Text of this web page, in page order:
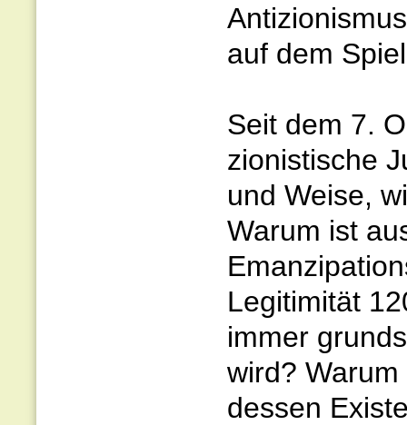
auf dem
Seit dem 7.
zionistische
und Weise,
Warum ist
Legitimität
immer
wird?
dessen